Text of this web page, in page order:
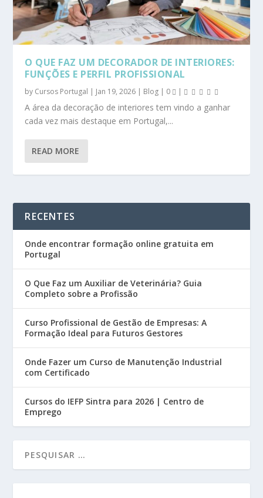
O QUE FAZ UM DECORADOR DE INTERIORES:
FUNÇÕES E PERFIL PROFISSIONAL
by Cursos Portugal | Jan 19, 2026 | Blog | 0 |
A área da decoração de interiores tem vindo a ganhar
cada vez mais destaque em Portugal,...
READ MORE
RECENTES
Onde encontrar formação online gratuita em
Portugal
O Que Faz um Auxiliar de Veterinária? Guia
Completo sobre a Profissão
Curso Profissional de Gestão de Empresas: A
Formação Ideal para Futuros Gestores
Onde Fazer um Curso de Manutenção Industrial
com Certificado
Cursos do IEFP Sintra para 2026 | Centro de
Emprego